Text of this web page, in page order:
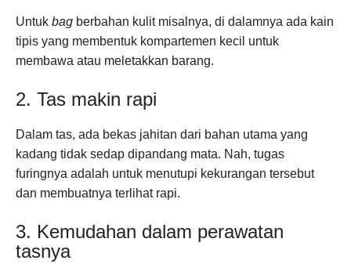
Untuk bag berbahan kulit misalnya, di dalamnya ada kain
tipis yang membentuk kompartemen kecil untuk
membawa atau meletakkan barang.
2. Tas makin rapi
Dalam tas, ada bekas jahitan dari bahan utama yang
kadang tidak sedap dipandang mata. Nah, tugas
furingnya adalah untuk menutupi kekurangan tersebut
dan membuatnya terlihat rapi.
3. Kemudahan dalam perawatan
tasnya